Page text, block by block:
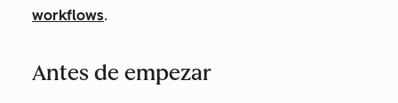
workflows.
Antes de empezar